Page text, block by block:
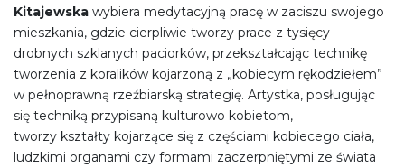
Kitajewska wybiera medytacyjną pracę w zaciszu swojego
mieszkania, gdzie cierpliwie tworzy prace z tysięcy
drobnych szklanych paciorków, przekształcając technikę
tworzenia z koralików kojarzoną z „kobiecym rękodziełem”
w pełnoprawną rzeźbiarską strategię. Artystka, posługując
się techniką przypisaną kulturowo kobietom,
tworzy kształty kojarzące się z częściami kobiecego ciała,
ludzkimi organami czy formami zaczerpniętymi ze świata